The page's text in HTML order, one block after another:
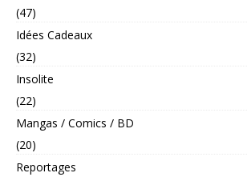
(47)
Idées Cadeaux
(32)
Insolite
(22)
Mangas / Comics / BD
(20)
Reportages